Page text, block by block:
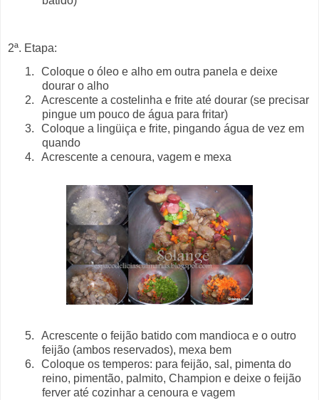
2ª. Etapa:
1.
Coloque o óleo e alho em outra panela e deixe
dourar o alho
2.
Acrescente a costelinha e frite até dourar (se precisar
pingue um pouco de água para fritar)
3.
Coloque a lingüiça e frite, pingando água de vez em
quando
4.
Acrescente a cenoura, vagem e mexa
5.
Acrescente o feijão batido com mandioca e o outro
feijão (ambos reservados), mexa bem
6.
Coloque os temperos: para feijão, sal, pimenta do
reino, pimentão, palmito, Champion e deixe o feijão
ferver até cozinhar a cenoura e vagem